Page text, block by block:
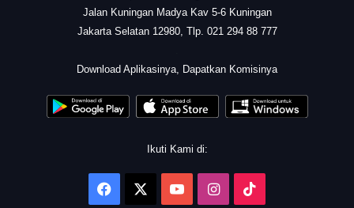
Jalan Kuningan Madya Kav 5-6 Kuningan
Jakarta Selatan 12980, Tlp. 021 294 88 777
Download Aplikasinya, Dapatkan Komisinya
Ikuti Kami di:
Facebook YouTubeInstagram